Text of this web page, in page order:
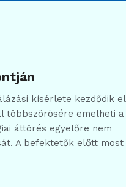
kísérlete kezdődik el
többszörösére emelheti a
áttörés egyelőre nem
A befektetők előtt most